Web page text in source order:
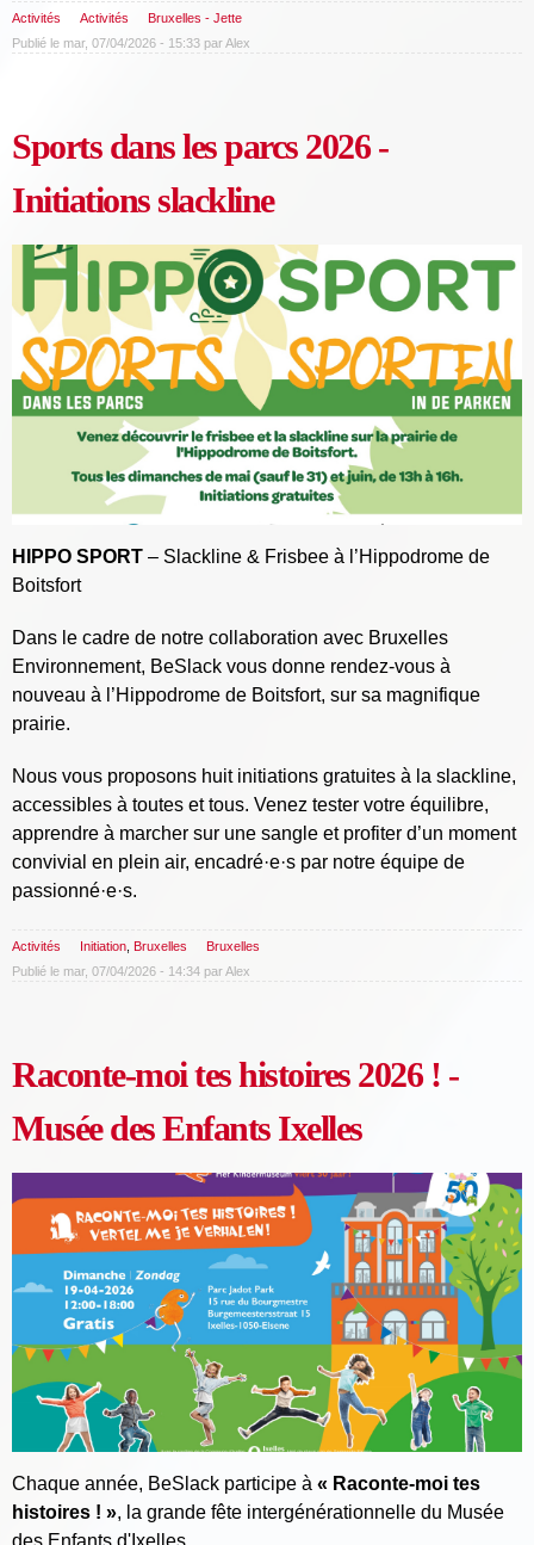
Activités Activités
Bruxelles - Jette
Publié le mar, 07/04/2026 - 15:33 parAlex
Sports dans les parcs 2026 -
Initiations slackline
HIPPO SPORT – Slackline & Frisbee à l’Hippodrome de
Boitsfort
Dans le cadre de notre collaboration avec Bruxelles
Environnement, BeSlack vous donne rendez-vous à
nouveau à l’Hippodrome de Boitsfort, sur sa magnifique
prairie.
Nous vous proposons huit initiations gratuites à la slackline,
accessibles à toutes et tous. Venez tester votre équilibre,
apprendre à marcher sur une sangle et profiter d’un moment
convivial en plein air, encadré·e·s par notre équipe de
passionné·e·s.
Activités Initiation Bruxelles
Bruxelles
Publié le mar, 07/04/2026 - 14:34 parAlex
Raconte-moi tes histoires 2026 ! -
Musée des Enfants Ixelles
Chaque année, BeSlack participe à « Raconte-moi tes
histoires ! », la grande fête intergénérationnelle du Musée